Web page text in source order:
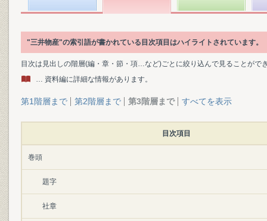
"三井物産"の索引語が書かれている目次項目はハイライトされています。
目次は見出しの階層(編・章・節・項…など)ごとに絞り込んで見ることがで
… 資料編に詳細な情報があります。
第1階層まで 第2階層まで 第3階層まで すべてを表示
目次項目
巻頭
題字
社章